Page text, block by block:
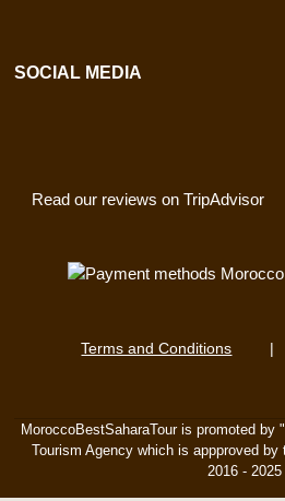
SOCIAL MEDIA
Read our reviews on TripAdvisor
Terms and Conditions |
MoroccoBestSaharaTour is promoted by
Tourism Agency which is appproved
2016 - 2025